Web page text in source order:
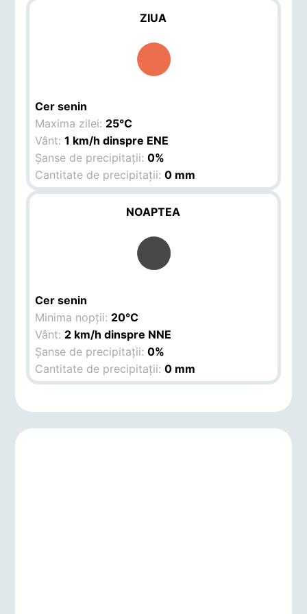
ZIUA
Cer senin
Maxima zilei: 25°C
Vânt:1 km/h dinspre ENE
Șanse de precipitații:0%
Cantitate de precipitații:0 mm
NOAPTEA
Cer senin
Minima nopții: 20°C
Vânt: 2 km/h dinspre NNE
Șanse de precipitații:0%
Cantitate de precipitații:0 mm